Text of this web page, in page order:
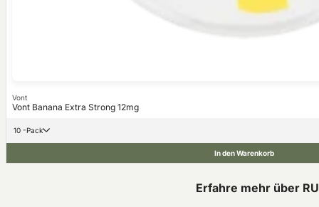
Vont
Vont Banana Extra Strong 12mg
10 -Pack
In den Warenkorb
Erfahre mehr über